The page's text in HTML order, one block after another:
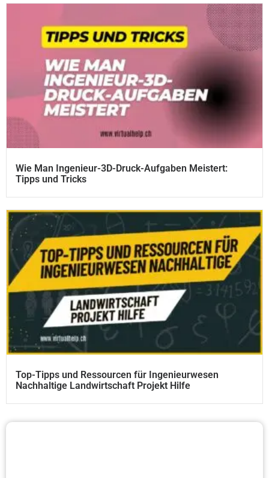
Wie Man Ingenieur-3D-Druck-Aufgaben Meistert:
Tipps und Tricks
Top-Tipps und Ressourcen für Ingenieurwesen
Nachhaltige Landwirtschaft Projekt Hilfe